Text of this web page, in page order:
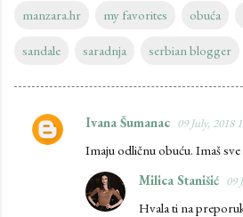
manzara.hr my favorites obuća
sandale saradnja serbian blogger
C
Ivana Šumanac 09 July, 2018
Imaju odličnu obuću. Imaš
Milica Stanišić 09
Hvala ti na